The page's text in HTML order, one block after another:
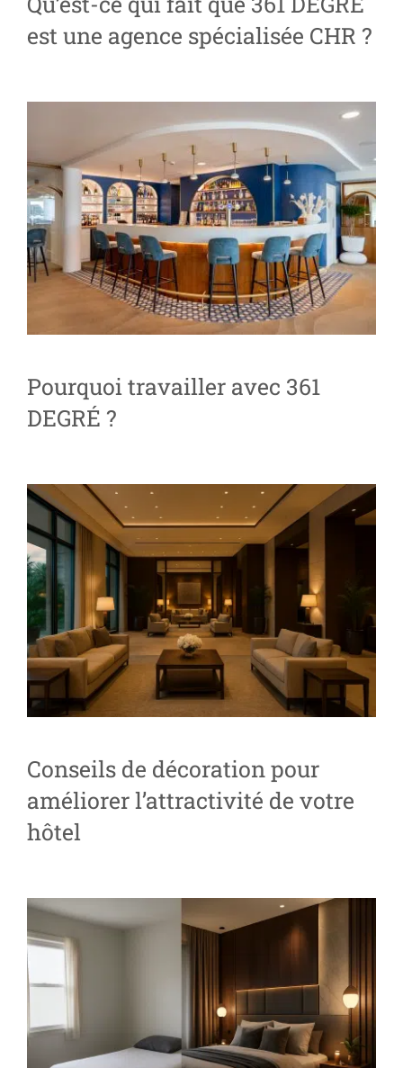
est une agence spécialisée CHR ?
Pourquoi travailler avec 361
DEGRÉ ?
Conseils de décoration pour
améliorer l’attractivité de votre
hôtel